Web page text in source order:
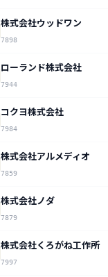
株式会社ウッドワン
7898
ローランド株式会社
7944
コクヨ株式会社
7984
株式会社アルメディオ
7859
株式会社ノダ
7879
株式会社くろがね工作所
7997